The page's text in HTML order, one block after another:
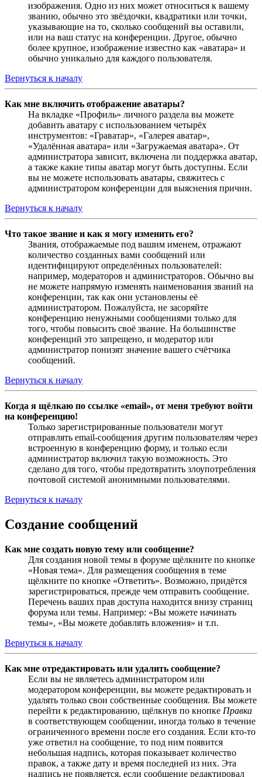
изображения. Одно из них может относиться к вашему
званию, обычно это звёздочки, квадратики или точки,
указывающие на то, сколько сообщений вы оставили,
или на ваш статус на конференции. Другое, обычно
более крупное, изображение известно как «аватара» и
обычно уникально для каждого пользователя.
Вернуться к началу
Как мне включить отображение аватары?
На вкладке «Профиль» личного раздела вы можете
добавить аватару с использованием четырёх
инструментов: «Граватар», «Галерея аватар»,
«Удалённая аватара» или «Загружаемая аватара». От
администратора зависит, включена ли поддержка аватар,
а также какие типы аватар могут быть доступны. Если
вы не можете использовать аватары, свяжитесь с
администратором конференции для выяснения причин.
Вернуться к началу
Что такое звание и как я могу изменить его?
Звания, отображаемые под вашим именем, отражают
количество созданных вами сообщений или
идентифицируют определённых пользователей:
например, модераторов и администраторов. Обычно вы
не можете напрямую изменять наименования званий на
конференции, так как они установлены её
администратором. Пожалуйста, не засоряйте
конференцию ненужными сообщениями только для
того, чтобы повысить своё звание. На большинстве
конференций это запрещено, и модератор или
администратор понизят значение вашего счётчика
сообщений.
Вернуться к началу
Когда я щёлкаю по ссылке «email», от меня требуют войти
на конференцию!
Только зарегистрированные пользователи могут
отправлять email-сообщения другим пользователям через
встроенную в конференцию форму, и только если
администратор включил такую возможность. Это
сделано для того, чтобы предотвратить злоупотребления
почтовой системой анонимными пользователями.
Вернуться к началу
Создание сообщений
Как мне создать новую тему или сообщение?
Для создания новой темы в форуме щёлкните по кнопке
«Новая тема». Для размещения сообщения в теме
щёлкните по кнопке «Ответить». Возможно, придётся
зарегистрироваться, прежде чем отправить сообщение.
Перечень ваших прав доступа находится внизу страниц
форума или темы. Например: «Вы можете начинать
темы», «Вы можете добавлять вложения» и т.п.
Вернуться к началу
Как мне отредактировать или удалить сообщение?
Если вы не являетесь администратором или
модератором конференции, вы можете редактировать и
удалять только свои собственные сообщения. Вы можете
перейти к редактированию, щёлкнув по кнопке Правка
в соответствующем сообщении, иногда только в течение
ограниченного времени после его создания. Если кто-то
уже ответил на сообщение, то под ним появится
небольшая надпись, которая показывает количество
правок, а также дату и время последней из них. Эта
надпись не появляется, если сообщение редактировал